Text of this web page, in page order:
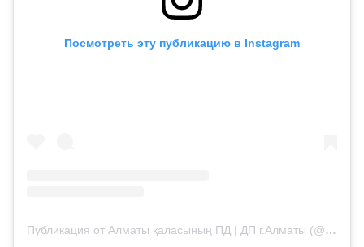
Посмотреть эту публикацию в Instagram
Публикация от Алматы қаласының ПД | ДП г.Алматы (@almaty_police_department)